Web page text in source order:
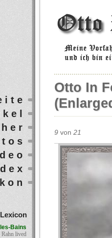
Otto In
9 von 21
Bains
lived